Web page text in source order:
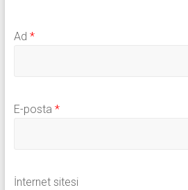
Ad *
E-posta *
İnternet sitesi